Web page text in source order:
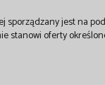
sporządzany jest na
stanowi oferty